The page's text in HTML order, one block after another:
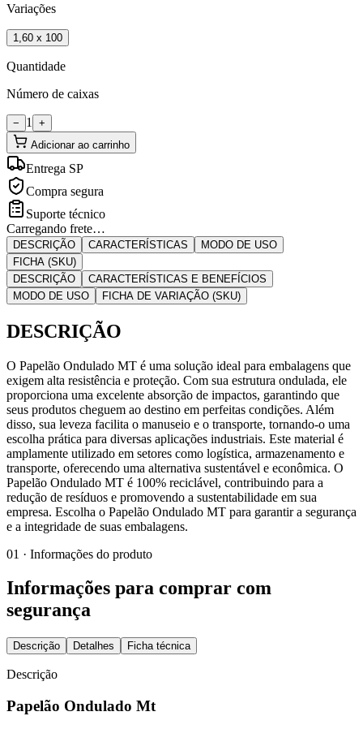
Variações
1,60 x 100
Quantidade
Número de caixas
− 1
+
Adicionar ao carrinho
Entrega SP
Compra segura
Suporte técnico
Carregando frete…
DESCRIÇÃO CARACTERÍSTICAS
MODO DE USO
FICHA (SKU)
DESCRIÇÃO
CARACTERÍSTICAS E BENEFÍCIOS
MODO DE USO
FICHA DE VARIAÇÃO (SKU)
DESCRIÇÃO
O Papelão Ondulado MT é uma solução ideal para embalagens que
exigem alta resistência e proteção. Com sua estrutura ondulada, ele
proporciona uma excelente absorção de impactos, garantindo que
seus produtos cheguem ao destino em perfeitas condições. Além
disso, sua leveza facilita o manuseio e o transporte, tornando-o uma
escolha prática para diversas aplicações industriais. Este material é
amplamente utilizado em setores como logística, armazenamento e
transporte, oferecendo uma alternativa sustentável e econômica. O
Papelão Ondulado MT é 100% reciclável, contribuindo para a
redução de resíduos e promovendo a sustentabilidade em sua
empresa. Escolha o Papelão Ondulado MT para garantir a segurança
e a integridade de suas embalagens.
01 · Informações do produto
Informações para comprar com
segurança
Descrição Detalhes Ficha técnica
Descrição
Papelão Ondulado Mt